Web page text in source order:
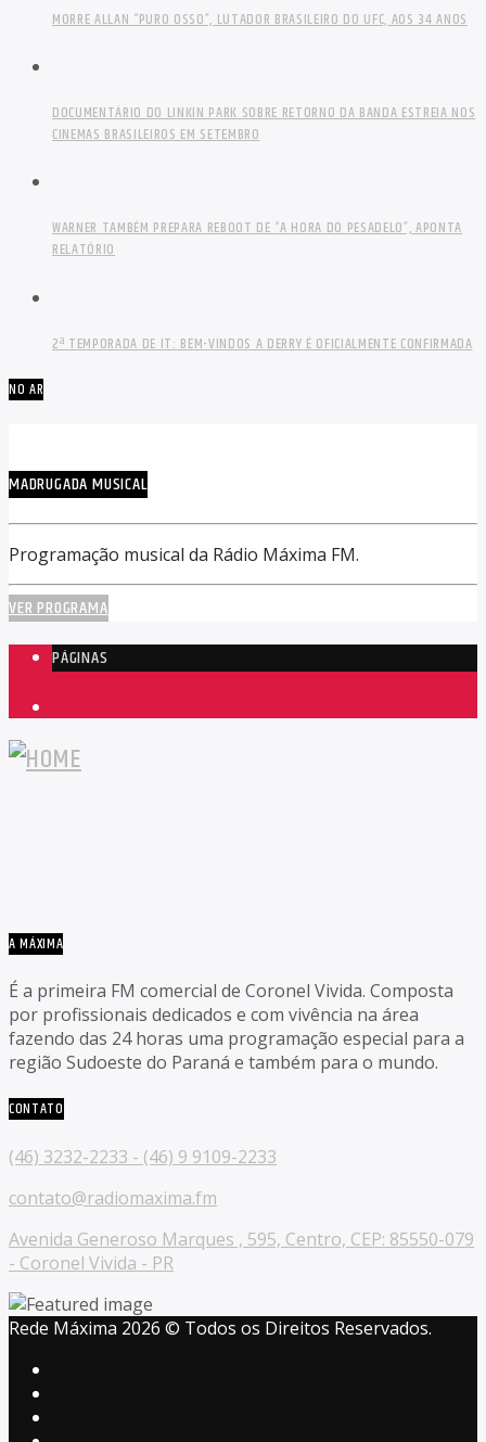
MORRE ALLAN “PURO OSSO”, LUTADOR BRASILEIRO DO UFC, AOS 34 ANOS
DOCUMENTÁRIO DO LINKIN PARK SOBRE RETORNO DA BANDA ESTREIA NOS
CINEMAS BRASILEIROS EM SETEMBRO
WARNER TAMBÉM PREPARA REBOOT DE “A HORA DO PESADELO”, APONTA
RELATÓRIO
2ª TEMPORADA DE IT: BEM-VINDOS A DERRY É OFICIALMENTE CONFIRMADA
NO AR
MADRUGADA MUSICAL
Programação musical da Rádio Máxima FM.
VER PROGRAMA
PÁGINAS
A MÁXIMA
É a primeira FM comercial de Coronel Vivida. Composta
por profissionais dedicados e com vivência na área
fazendo das 24 horas uma programação especial para a
região Sudoeste do Paraná e também para o mundo.
CONTATO
(46) 3232-2233 - (46) 9 9109-2233
contato@radiomaxima.fm
Avenida Generoso Marques , 595, Centro, CEP: 85550-079
- Coronel Vivida - PR
Rede Máxima 2026 © Todos os Direitos Reservados.